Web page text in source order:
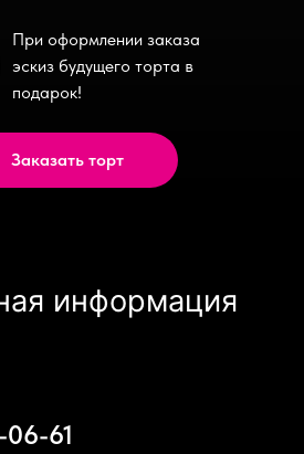
При оформлении заказа
эскиз будущего торта в
подарок!
Заказать торт
информация
61